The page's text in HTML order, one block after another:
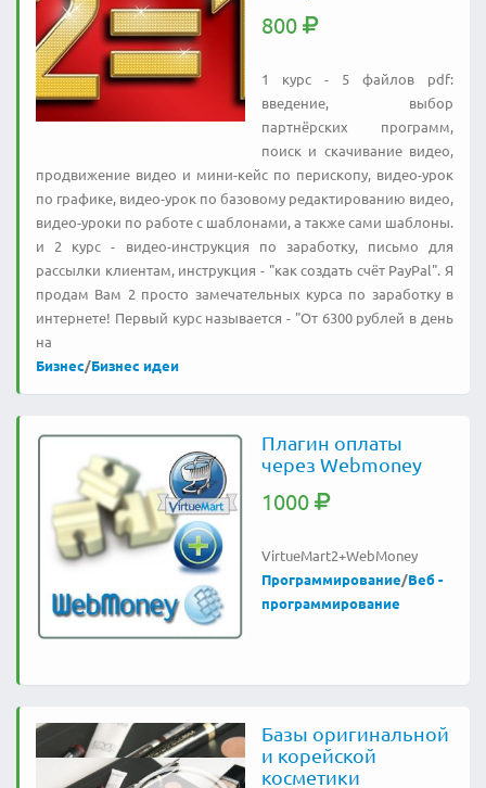
800
1 курс - 5 файлов pdf:
введение, выбор
партнёрских программ,
поиск и скачивание видео,
продвижение видео и мини-кейс по перископу, видео-урок
по графике, видео-урок по базовому редактированию видео,
видео-уроки по работе с шаблонами, а также сами шаблоны.
и 2 курс - видео-инструкция по заработку, письмо для
рассылки клиентам, инструкция - "как создать счёт PayPal". Я
продам Вам 2 просто замечательных курса по заработку в
интернете! Первый курс называется - "От 6300 рублей в день
на
Бизнес/Бизнес идеи
Плагин оплаты
через Webmoney
1000
VirtueMart2+WebMoney
Программирование/Веб -
программирование
Базы оригинальной
и корейской
косметики